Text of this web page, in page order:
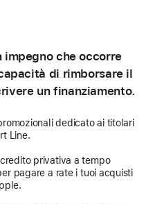
impegno che occorre
di rimborsare il
un finanziamento.
dedicato ai titolari
Line.
privativa a tempo
pagare a rate i tuoi acquisti